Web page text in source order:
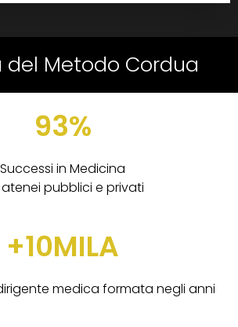
del Metodo Cordua
93%
Successi in Medicina
pubblici e privati
+10MILA
medica formata negli anni